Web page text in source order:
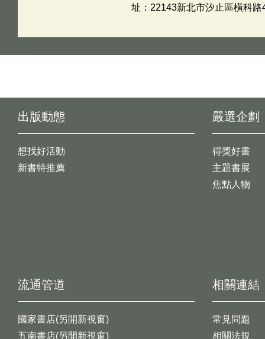
址：22143新北市汐止區橫科路
出版動態
想找好活動
新書特推薦
嚴選企劃
得獎好書
主題書展
焦點人物
流通管道
國家書店(另開新視窗)
五南書店(另開新視窗)
相關連結
常見問題
相關法規